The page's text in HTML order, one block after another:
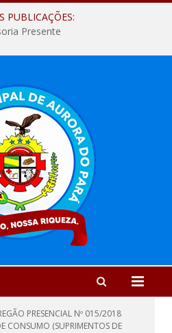
PUBLICAÇÕES:
Presente
PRESENCIAL Nº 015/2018
CONSUMO (SUPRIMENTOS DE